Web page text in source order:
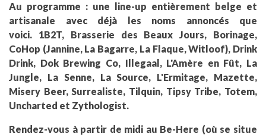
Au programme : une line-up entièrement belge et
artisanale avec déjà les noms annoncés que
voici. 1B2T, Brasserie des Beaux Jours, Borinage,
CoHop (Jannine, La Bagarre, La Flaque, Witloof), Drink
Drink, Dok Brewing Co, Illegaal, L'Amère en Fût, La
Jungle, La Senne, La Source, L'Ermitage, Mazette,
Misery Beer, Surrealiste, Tilquin, Tipsy Tribe, Totem,
Uncharted et Zythologist.
Rendez-vous à partir de midi au Be-Here (où se situe